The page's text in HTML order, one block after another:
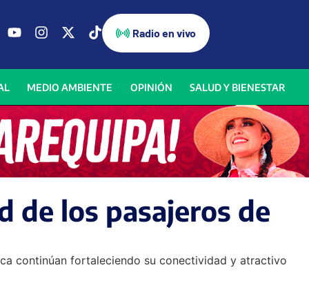
Radio en vivo
MEDIO AMBIENTE OPINIÓN SALUD Y BIENESTAR
de los pasajeros de
continúan fortaleciendo su conectividad y atractivo